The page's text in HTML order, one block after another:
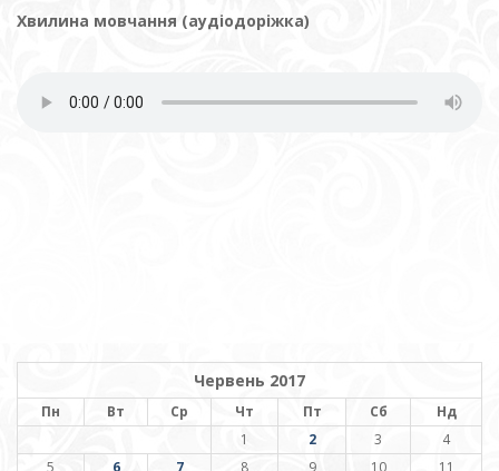
Хвилина мовчання (аудіодоріжка)
Червень 2017
Пн Вт Ср Чт Пт Сб
Нд
1
2 3
4